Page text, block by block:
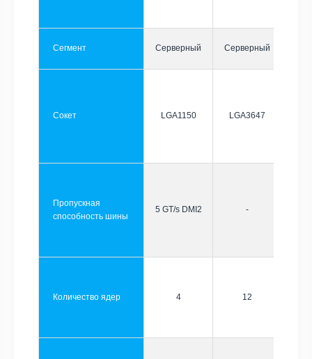
Сегмент Серверный Серверный
Сокет LGA1150 LGA3647
Пропускная
способность шины
5 GT/s DMI2 -
Количество ядер 4 12